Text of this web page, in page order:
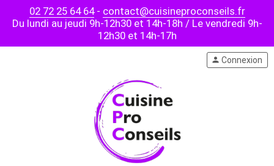
02 72 25 64 64- contact@cuisineproconseils.fr
Du lundi au jeudi 9h-12h30 et 14h-18h / Le vendredi 9h-
12h30 et 14h-17h
person Connexion